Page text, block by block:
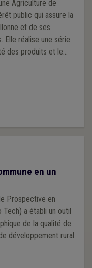
Agriculture de
public qui assure la
et de ses
Elle réalise une série
des produits et le
avec Philippe
en un
Prospective en
a établi un outil
de la qualité de
développement rural.